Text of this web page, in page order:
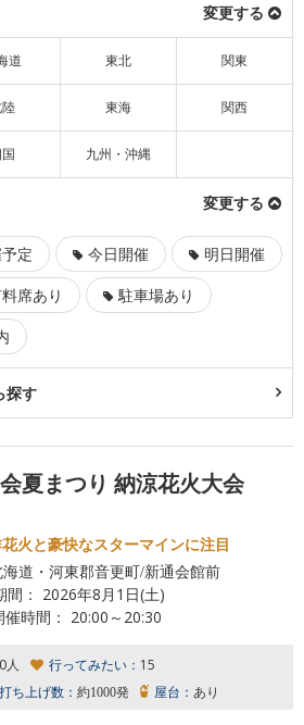
変更する
道 東北 関東
東海 関西
九州・沖縄
変更する
定 今日開催
明日開催
席あり
駐車場あり
探す
夏まつり 納涼花火大会
火と豪快なスターマインに注目
海道・河東郡音更町/新通会館前
間： 2026年8月1日(土)
催時間： 20:00～20:30
人 行ってみたい： 15
打ち上げ数： 約1000発 屋台： あり